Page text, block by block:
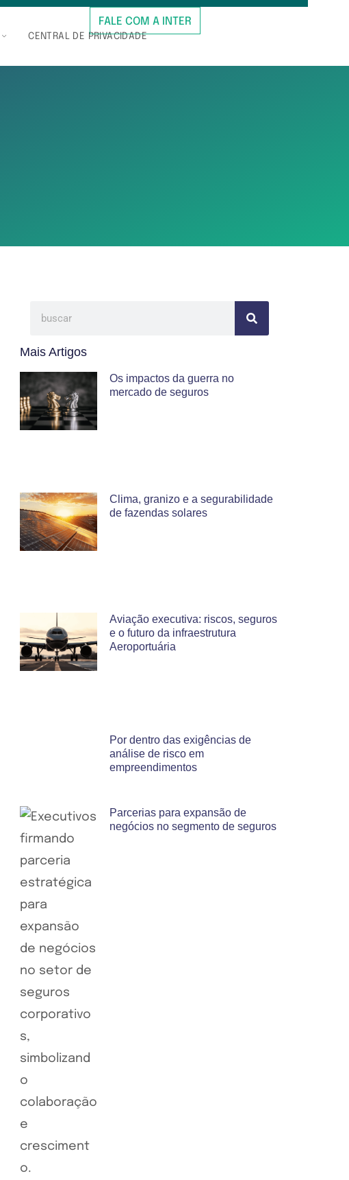
CENTRAL DE PRIVACIDADE
FALE COM A INTER
Mais Artigos
Os impactos da guerra no
mercado de seguros
Clima, granizo e a segurabilidade
de fazendas solares
Aviação executiva: riscos, seguros
e o futuro da infraestrutura
Aeroportuária
Por dentro das exigências de
análise de risco em
empreendimentos
Parcerias para expansão de
negócios no segmento de seguros